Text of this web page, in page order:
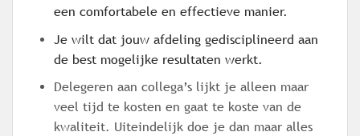
een comfortabele en effectieve manier.
Je wilt dat jouw afdeling gedisciplineerd aan
de best mogelijke resultaten werkt.
Delegeren aan collega’s lijkt je alleen maar
veel tijd te kosten en gaat te koste van de
kwaliteit. Uiteindelijk doe je dan maar alles